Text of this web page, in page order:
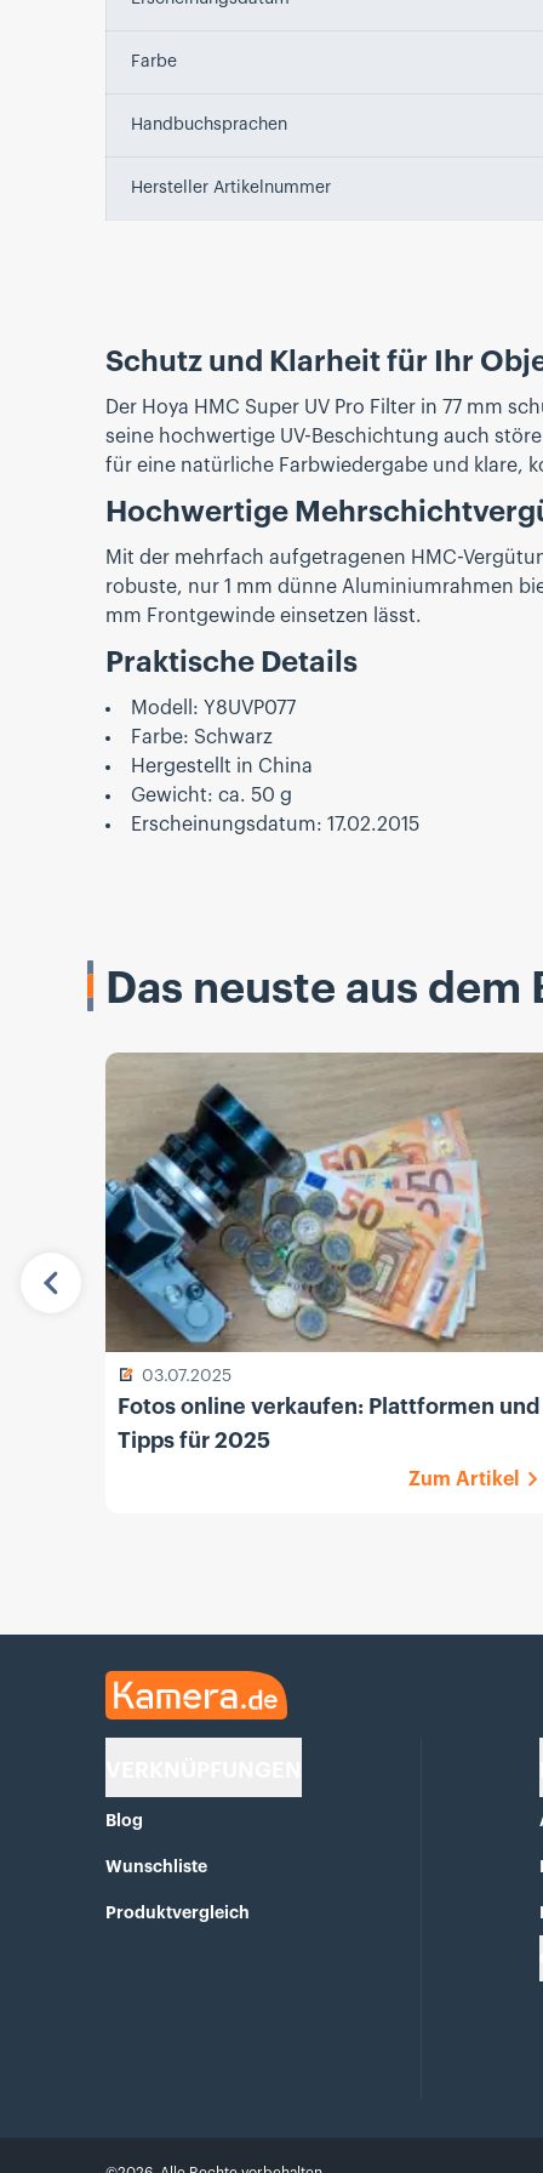
Farbe
Handbuchsprachen
Hersteller Artikelnummer
Schutz und Klarheit für Ihr
Der Hoya HMC Super UV Pro Filter in 77 mm
seine hochwertige UV-Beschichtung auch
für eine natürliche Farbwiedergabe und klare,
Hochwertige
Mit der mehrfach aufgetragenen HMC-
robuste, nur 1 mm dünne Aluminiumrahmen
mm Frontgewinde einsetzen lässt.
Praktische Details
Modell: Y8UVP077
Farbe: Schwarz
Hergestellt in China
Gewicht: ca. 50 g
Erscheinungsdatum: 17.02.2015
Das neuste aus dem
Vorherige
03.07.2025
Fotos online verkaufen: Plattformen und
Tipps für 2025
Zum Artikel
Kamera.de
Blog
Wunschliste
Produktvergleich